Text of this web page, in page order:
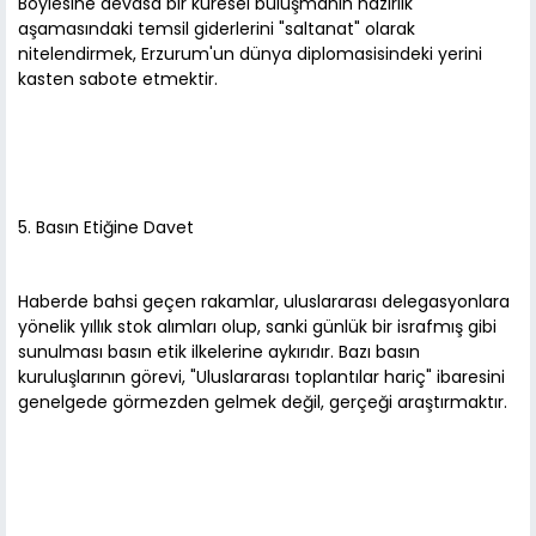
aşamasındaki temsil giderlerini "saltanat" olarak
nitelendirmek, Erzurum'un dünya diplomasisindeki yerini
kasten sabote etmektir.
5. Basın Etiğine Davet
Haberde bahsi geçen rakamlar, uluslararası delegasyonlara
yönelik yıllık stok alımları olup, sanki günlük bir israfmış gibi
sunulması basın etik ilkelerine aykırıdır. Bazı basın
kuruluşlarının görevi, "Uluslararası toplantılar hariç" ibaresini
genelgede görmezden gelmek değil, gerçeği araştırmaktır.